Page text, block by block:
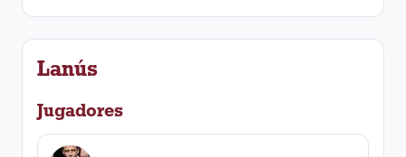
Lanús
Jugadores